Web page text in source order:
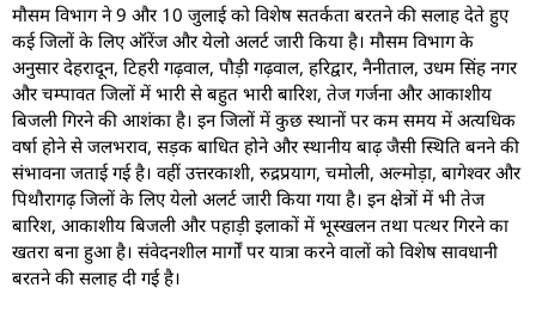
मौसम विभाग ने 9 और 10 जुलाई को विशेष सतर्कता बरतने की सलाह देते हुए
कई जिलों के लिए ऑरेंज और येलो अलर्ट जारी किया है। मौसम विभाग के
अनुसार देहरादून, टिहरी गढ़वाल, पौड़ी गढ़वाल, हरिद्वार, नैनीताल, उधम सिंह नगर
और चम्पावत जिलों में भारी से बहुत भारी बारिश, तेज गर्जना और आकाशीय
बिजली गिरने की आशंका है। इन जिलों में कुछ स्थानों पर कम समय में अत्यधिक
वर्षा होने से जलभराव, सड़क बाधित होने और स्थानीय बाढ़ जैसी स्थिति बनने की
संभावना जताई गई है। वहीं उत्तरकाशी, रुद्रप्रयाग, चमोली, अल्मोड़ा, बागेश्वर और
पिथौरागढ़ जिलों के लिए येलो अलर्ट जारी किया गया है। इन क्षेत्रों में भी तेज
बारिश, आकाशीय बिजली और पहाड़ी इलाकों में भूस्खलन तथा पत्थर गिरने का
खतरा बना हुआ है। संवेदनशील मार्गों पर यात्रा करने वालों को विशेष सावधानी
बरतने की सलाह दी गई है।